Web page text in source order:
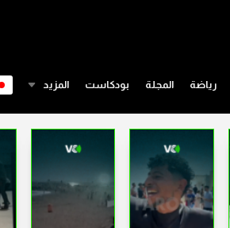
رياضة المجلة بودكاست المزيد